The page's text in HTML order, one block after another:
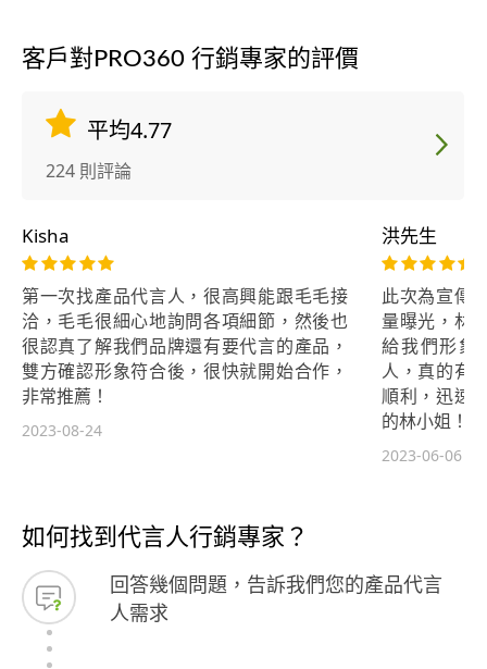
大，我們都致力於提供高質量、創意
意合作夥伴，一起實現您的目標。 現
在就聯繫我們，讓我們了解您的需
求，我們將為您提供度身定制的解決
外音樂
亦曾隨合
年亦持續
樂活動，
音樂會等
驗。 •現
曾任《聲
執行製作
行政統籌
出相關行
程及演出
蓋幼兒至
客戶對PRO360 行銷專家的評價
平均4.77
224 則評論
Kisha
第一次找產品代言人，很高興能跟毛毛接
洽，毛毛很細心地詢問各項細節，然後也
很認真了解我們品牌還有要代言的產品，
雙方確認形象符合後，很快就開始合作，
非常推薦！
2023-08-24
洪先生
此次為宣傳
量曝光，林
給我們形象
人，真的有
順利，迅速
的林小姐！
2023-06-06
如何找到代言人行銷專家？
回答幾個問題，告訴我們您的產品代言
人需求